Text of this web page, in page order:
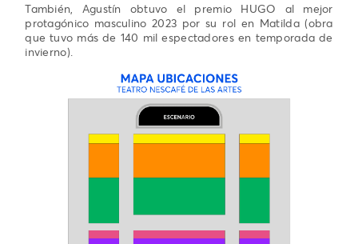
También, Agustín obtuvo el premio HUGO al mejor
protagónico masculino 2023 por su rol en Matilda (obra
que tuvo más de 140 mil espectadores en temporada de
invierno).